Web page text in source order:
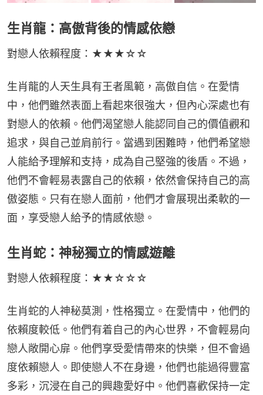
生肖龍：高傲背後的情感依戀
對戀人依賴程度：★★★☆☆
生肖龍的人天生具有王者風範，高傲自信。在愛情
中，他們雖然表面上看起來很強大，但內心深處也有
對戀人的依賴。他們渴望戀人能認同自己的價值觀和
追求，與自己並肩前行。當遇到困難時，他們希望戀
人能給予理解和支持，成為自己堅強的後盾。不過，
他們不會輕易表露自己的依賴，依然會保持自己的高
傲姿態。只有在戀人面前，他們才會展現出柔軟的一
面，享受戀人給予的情感依戀。
生肖蛇：神秘獨立的情感遊離
對戀人依賴程度：★★☆☆☆
生肖蛇的人神秘莫測，性格獨立。在愛情中，他們的
依賴度較低。他們有着自己的內心世界，不會輕易向
戀人敞開心扉。他們享受愛情帶來的快樂，但不會過
度依賴戀人。即使戀人不在身邊，他們也能過得豐富
多彩，沉浸在自己的興趣愛好中。他們喜歡保持一定